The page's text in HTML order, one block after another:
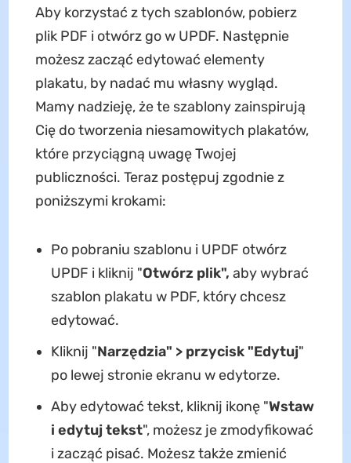
Aby korzystać z tych szablonów, pobierz
plik PDF i otwórz go w UPDF. Następnie
możesz zacząć edytować elementy
plakatu, by nadać mu własny wygląd.
Mamy nadzieję, że te szablony zainspirują
Cię do tworzenia niesamowitych plakatów,
które przyciągną uwagę Twojej
publiczności. Teraz postępuj zgodnie z
poniższymi krokami:
Po pobraniu szablonu i UPDF otwórz
UPDF i kliknij "Otwórz plik", aby wybrać
szablon plakatu w PDF, który chcesz
edytować.
Kliknij "Narzędzia" > przycisk "Edytuj"
po lewej stronie ekranu w edytorze.
Aby edytować tekst, kliknij ikonę "Wstaw
i edytuj tekst", możesz je zmodyfikować
i zacząć pisać. Możesz także zmienić